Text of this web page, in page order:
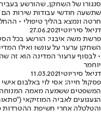
סנגורו של השחקן, שהורשע
שתשעה חודשי עבודות שירות הם
חרטה ונמצא בהליך טיפולי •
דניאל סיריוטי27.06.2021
פרשת משה איבגי: הורשע בכל
השחקן ערער על עונשו ואילו
• לבסוף ערעור המדינה הוא זה
יוחמר
דניאל סיריוטי11.03.2021
פסקול חייה: אסי לוי באלבום
המשפטים ששמעה מאמה המנוחה
הגעגועים לאביה המוזיקאי
והטלטלה אחרי חשיפת ההטרדות